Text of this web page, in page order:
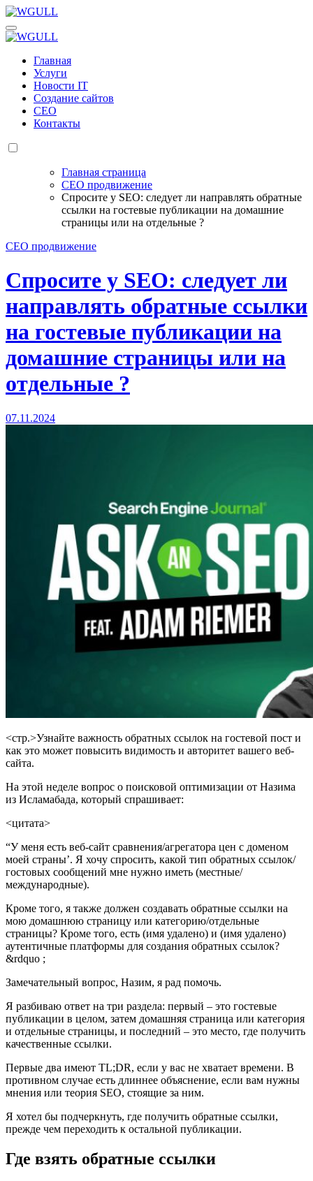
Перейти
к
содержанию
WGULL
Белая чайка - создание и продвижение сайтов
Белая чайка - создание и продвижение сайтов
Главная
Услуги
Новости IT
Создание сайтов
СЕО
Контакты
Главная страница
СЕО продвижение
Спросите у SEO: следует ли направлять обратные
ссылки на гостевые публикации на домашние
страницы или на отдельные ?
СЕО продвижение
Спросите у SEO: следует ли
направлять обратные ссылки
на гостевые публикации на
домашние страницы или на
отдельные ?
07.11.2024
<стр.>Узнайте важность обратных ссылок на гостевой пост и
как это может повысить видимость и авторитет вашего веб-
сайта.
На этой неделе вопрос о поисковой оптимизации от Назима
из Исламабада, который спрашивает:
<цитата>
“У меня есть веб-сайт сравнения/агрегатора цен с доменом
моей страны’. Я хочу спросить, какой тип обратных ссылок/
гостовых сообщений мне нужно иметь (местные/
международные).
Кроме того, я также должен создавать обратные ссылки на
мою домашнюю страницу или категорию/отдельные
страницы? Кроме того, есть (имя удалено) и (имя удалено)
аутентичные платформы для создания обратных ссылок?
&rdquo ;
Замечательный вопрос, Назим, я рад помочь.
Я разбиваю ответ на три раздела: первый – это гостевые
публикации в целом, затем домашняя страница или категория
и отдельные страницы, и последний – это место, где получить
качественные ссылки.
Первые два имеют TL;DR, если у вас не хватает времени. В
противном случае есть длиннее объяснение, если вам нужны
мнения или теория SEO, стоящие за ним.
Я хотел бы подчеркнуть, где получить обратные ссылки,
прежде чем переходить к остальной публикации.
Где взять обратные ссылки